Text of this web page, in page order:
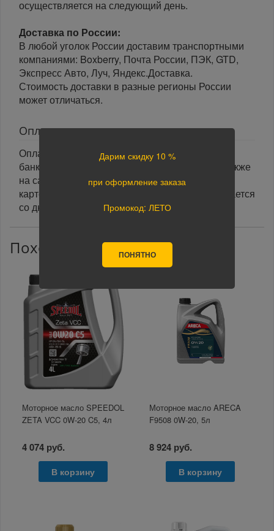
осуществляется на следующий день.
Доставка по России:
В любой уголок России доставим транспортными
компаниями: Boxberry, Почта России, ПЭК, GTD,
Экспресс Авто, Луч, Яндекс.Доставка.
Стоимость доставки в разные регионы России
может отличаться.
Оплата
Оплата заказа осуществляется наличными или
банковской картой курьеру при получении, а также
на сайте при оформлении заказа. При оплате
картой на сайте указанный срок доставки считается
со дня поступления оплаты.
Похожие товары
Моторное масло SPEEDOL
ZETA VCC 0W-20 C5, 4л
4 074 руб.
В корзину
Моторное масло ARECA
F9508 0W-20, 5л
8 924 руб.
В корзину
Дарим скидку 10 %
при оформление заказа
Промокод: ЛЕТО
ПОНЯТНО